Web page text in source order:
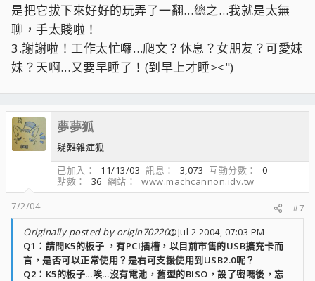
是把它拔下來好好的玩弄了一翻…總之…我就是太無
聊，手太賤啦！
3.謝謝啦！工作太忙囉…爬文？休息？女朋友？可愛妹
妹？天啊…又要早睡了！(到早上才睡><")
夢夢狐
疑難雜症狐
已加入
11/13/03 訊息 3,073 互動分數
0
點數
36 網站
www.machcannon.idv.tw
7/2/04
#7
Originally posted by origin70220@Jul 2 2004, 07:03 PM
Q1：請問K5的板子 ，有PCI插槽，以目前市售的USB擴充卡而
言，是否可以正常使用？是右可支援使用到USB2.0呢？
Q2：K5的板子…唉…沒有電池，舊型的BISO，設了密嗎後，忘